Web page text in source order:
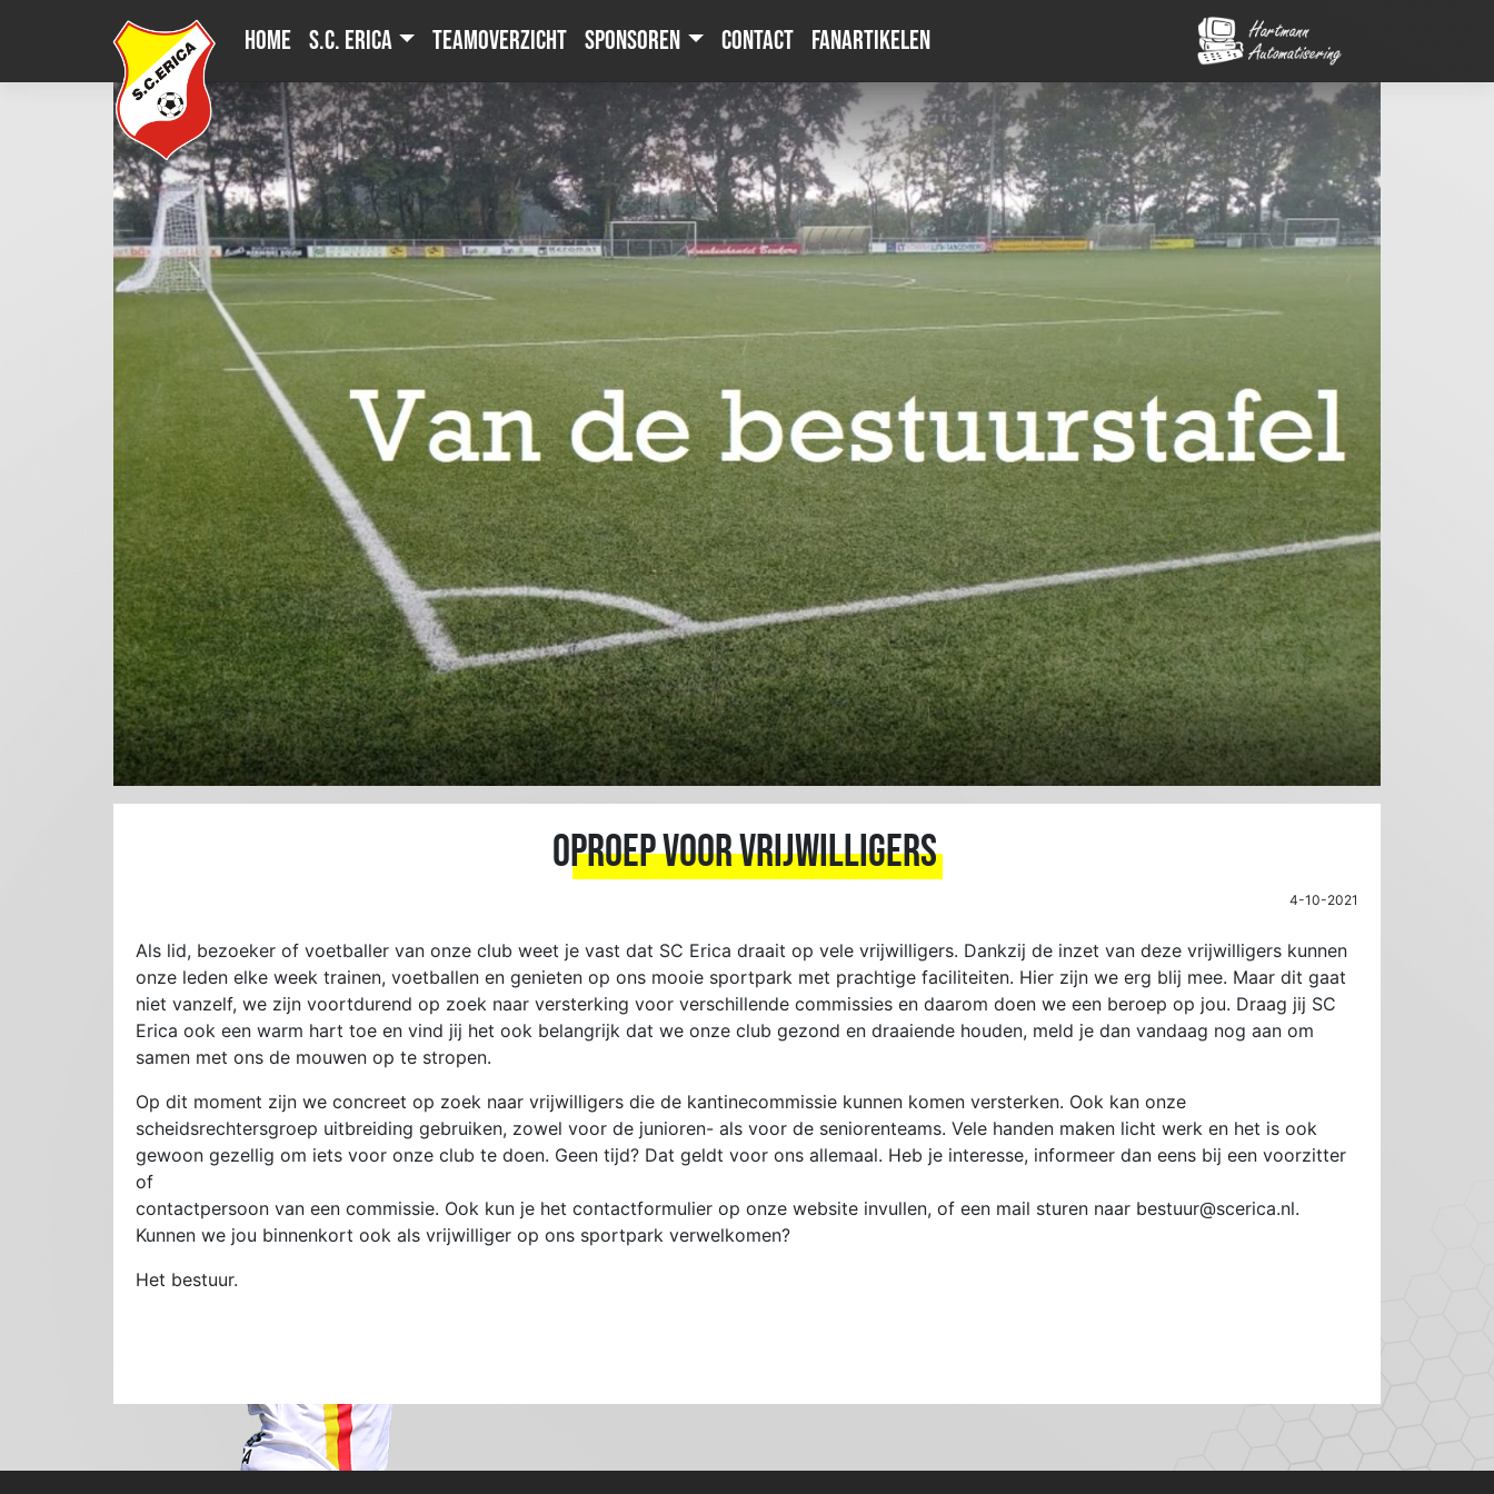
Home S.C. Erica Teamoverzicht Sponsoren Contact Fanartikelen
Oproep voor vrijwilligers
4-10-2021
Als lid, bezoeker of voetballer van onze club weet je vast dat SC Erica draait op vele vrijwilligers. Dankzij de inzet van deze vrijwilligers kunnen
onze leden elke week trainen, voetballen en genieten op ons mooie sportpark met prachtige faciliteiten. Hier zijn we erg blij mee. Maar dit gaat
niet vanzelf, we zijn voortdurend op zoek naar versterking voor verschillende commissies en daarom doen we een beroep op jou. Draag jij SC
Erica ook een warm hart toe en vind jij het ook belangrijk dat we onze club gezond en draaiende houden, meld je dan vandaag nog aan om
samen met ons de mouwen op te stropen.
Op dit moment zijn we concreet op zoek naar vrijwilligers die de kantinecommissie kunnen komen versterken. Ook kan onze
scheidsrechtersgroep uitbreiding gebruiken, zowel voor de junioren- als voor de seniorenteams. Vele handen maken licht werk en het is ook
gewoon gezellig om iets voor onze club te doen. Geen tijd? Dat geldt voor ons allemaal. Heb je interesse, informeer dan eens bij een voorzitter
of
contactpersoon van een commissie. Ook kun je het contactformulier op onze website invullen, of een mail sturen naar bestuur@scerica.nl.
Kunnen we jou binnenkort ook als vrijwilliger op ons sportpark verwelkomen?
Het bestuur.